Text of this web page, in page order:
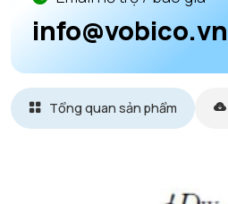
info@vobico.vn
Tổng quan sản phẩm